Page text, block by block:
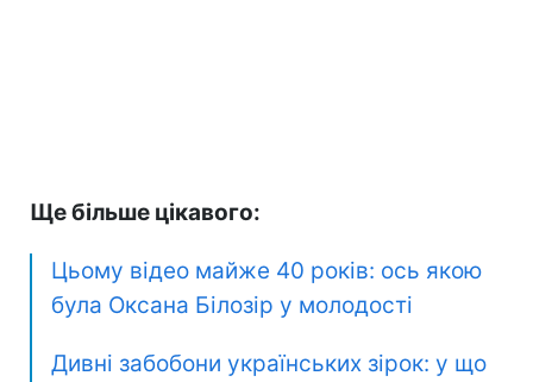
Ще більше цікавого:
Цьому відео майже 40 років: ось якою
була Оксана Білозір у молодості
Дивні забобони українських зірок: у що